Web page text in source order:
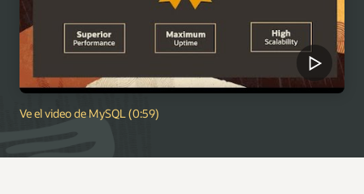
Ve el video de MySQL (0:59)